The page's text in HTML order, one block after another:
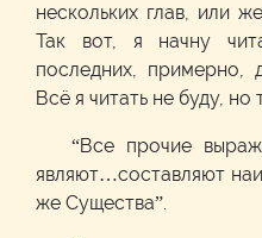
нескольких глав, или
Так вот, я начну
последних, примерно,
Всё я читать не буду, но
“Все прочие
являют…составляют
же Существа”.